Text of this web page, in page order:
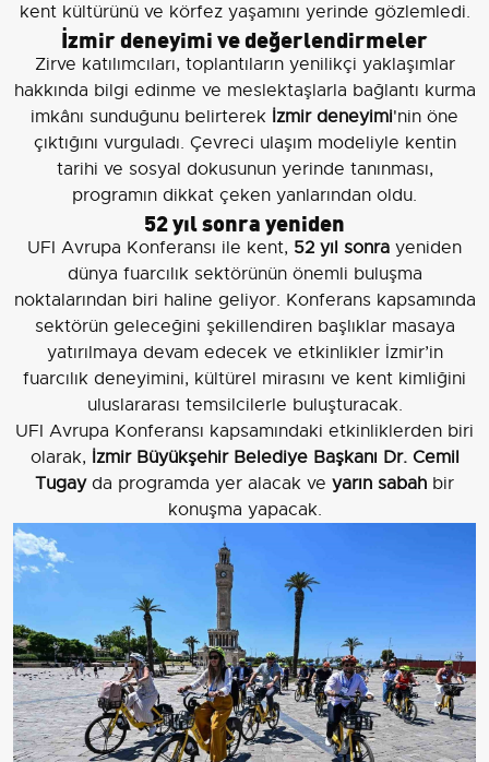
kent kültürünü ve körfez yaşamını yerinde gözlemledi.
İzmir deneyimi ve değerlendirmeler
Zirve katılımcıları, toplantıların yenilikçi yaklaşımlar
hakkında bilgi edinme ve meslektaşlarla bağlantı kurma
imkânı sunduğunu belirterek İzmir deneyimi'nin öne
çıktığını vurguladı. Çevreci ulaşım modeliyle kentin
tarihi ve sosyal dokusunun yerinde tanınması,
programın dikkat çeken yanlarından oldu.
52 yıl sonra yeniden
UFI Avrupa Konferansı ile kent, 52 yıl sonra yeniden
dünya fuarcılık sektörünün önemli buluşma
noktalarından biri haline geliyor. Konferans kapsamında
sektörün geleceğini şekillendiren başlıklar masaya
yatırılmaya devam edecek ve etkinlikler İzmir’in
fuarcılık deneyimini, kültürel mirasını ve kent kimliğini
uluslararası temsilcilerle buluşturacak.
UFI Avrupa Konferansı kapsamındaki etkinliklerden biri
olarak, İzmir Büyükşehir Belediye Başkanı Dr. Cemil
Tugayda programda yer alacak ve yarın sabah bir
konuşma yapacak.